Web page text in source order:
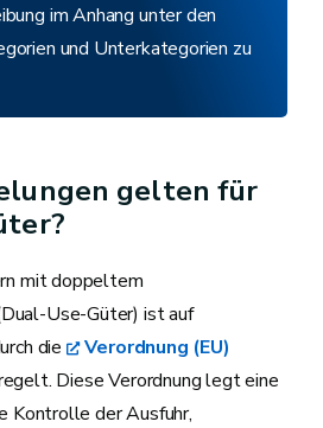
im Anhang unter den
und Unterkategorien zu
gelten für
mit doppeltem
Use-Güter) ist auf
die
Verordnung (EU)
Diese Verordnung legt eine
Kontrolle der Ausfuhr,